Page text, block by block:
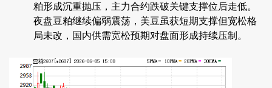
粕形成沉重抛压，主力合约跌破关键支撑位后走低。
夜盘豆粕继续偏弱震荡，美豆虽获短期支撑但宽松格
局未改，国内供需宽松预期对盘面形成持续压制。